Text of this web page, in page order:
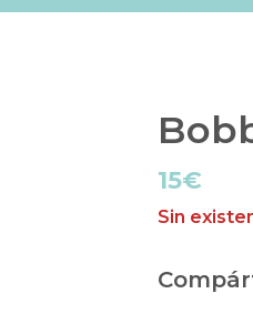
15€
Sin